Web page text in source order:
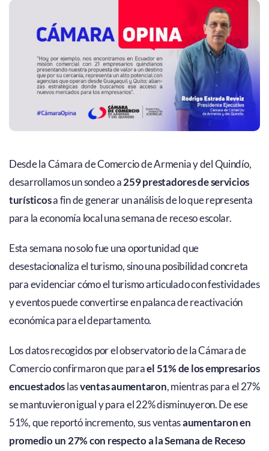
Desde la Cámara de Comercio de Armenia y del Quindío,
desarrollamos un sondeo a259 prestadores de servicios
turísticosa fin de generar un análisis de lo que representa
para la economía local una semana de receso escolar.
Esta semana no solo fue una oportunidad que
desestacionaliza el turismo, sino una posibilidad concreta
para evidenciar cómo el turismo articulado con festividades
y eventos puede convertirse en palanca de reactivación
económica para el departamento.
Los datos recogidos por el observatorio de la Cámara de
Comercio confirmaron que parael 51% de los empresarios
encuestadoslasventas aumentaron, mientras para el 27%
se mantuvieron igual y para el 22% disminuyeron. De ese
51%, que reportó incremento, sus ventasaumentaron en
promedio un 27% con respecto a la Semana de Receso